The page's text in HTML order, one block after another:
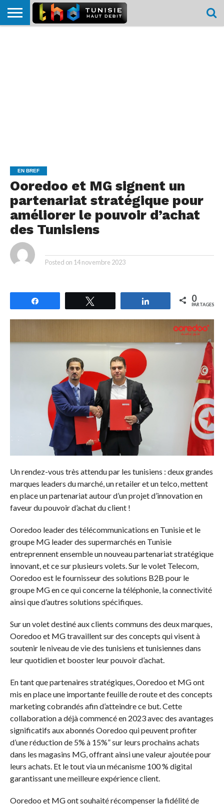
EN BREF
Ooredoo et MG signent un
partenariat stratégique pour
améliorer le pouvoir d’achat
des Tunisiens
Posted on 14 novembre 2023
Partagez 0
PARTAGES
Un rendez-vous très attendu par les tunisiens : deux grandes
marques leaders du marché, un retailer et un telco, mettent
en place un partenariat autour d’un projet d’innovation en
faveur du pouvoir d’achat du client !
Ooredoo leader des télécommunications en Tunisie et le
groupe MG leader des supermarchés en Tunisie
entreprennent ensemble un nouveau partenariat stratégique
innovant, et ce sur plusieurs volets. Sur le volet Telecom,
Ooredoo est le fournisseur des solutions B2B pour le
groupe MG en ce qui concerne la téléphonie, la connectivité
ainsi que d’autres solutions spécifiques.
Sur un volet destiné aux clients communs des deux marques,
Ooredoo et MG travaillent sur des concepts qui visent à
soutenir le niveau de vie des tunisiens et tunisiennes dans
leur quotidien et booster leur pouvoir d’achat.
En tant que partenaires stratégiques, Ooredoo et MG ont
mis en place une importante feuille de route et des concepts
marketing cobrandés afin d’atteindre ce but. Cette
collaboration a déjà commencé en 2023 avec des avantages
significatifs aux abonnés Ooredoo qui peuvent profiter
d’une réduction de 5% à 15%” sur leurs prochains achats
dans les magasins MG, offrant ainsi une valeur ajoutée pour
leurs achats. Et le tout via un mécanisme 100 % digital
garantissant une meilleure expérience client.
Ooredoo et MG ont souhaité récompenser la fidélité de